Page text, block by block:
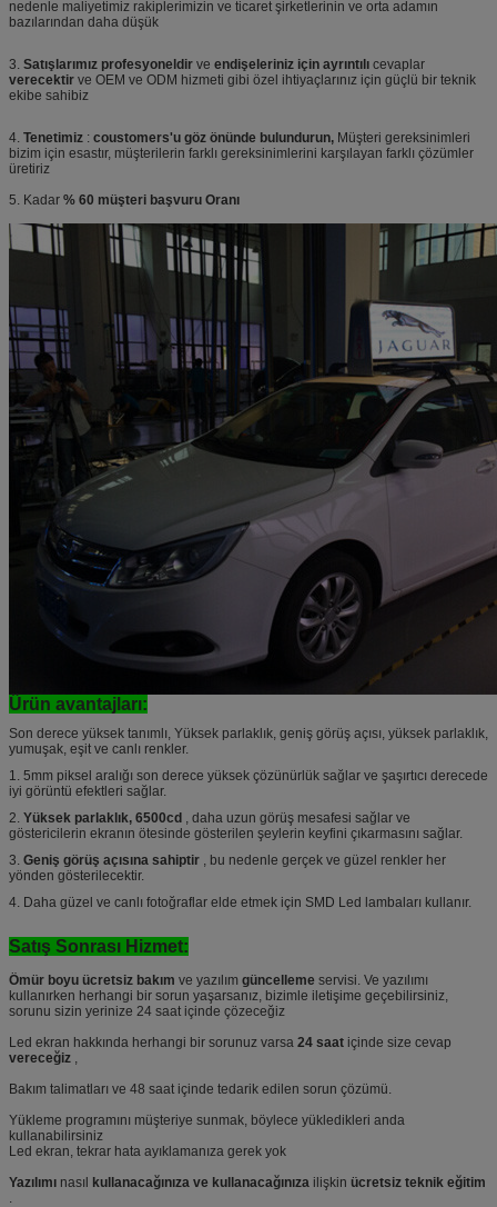
nedenle maliyetimiz rakiplerimizin ve ticaret şirketlerinin ve orta adamın
bazılarından daha düşük
3. Satışlarımız profesyoneldir ve endişeleriniz için ayrıntılı cevaplar
verecektir ve OEM ve ODM hizmeti gibi özel ihtiyaçlarınız için güçlü bir teknik
ekibe sahibiz
4. Tenetimiz : coustomers'u göz önünde bulundurun, Müşteri gereksinimleri
bizim için esastır, müşterilerin farklı gereksinimlerini karşılayan farklı çözümler
üretiriz
5. Kadar % 60 müşteri başvuru Oranı
Ürün avantajları:
Son derece yüksek tanımlı, Yüksek parlaklık, geniş görüş açısı, yüksek parlaklık,
yumuşak, eşit ve canlı renkler.
1. 5mm piksel aralığı son derece yüksek çözünürlük sağlar ve şaşırtıcı derecede
iyi görüntü efektleri sağlar.
2. Yüksek parlaklık, 6500cd , daha uzun görüş mesafesi sağlar ve
göstericilerin ekranın ötesinde gösterilen şeylerin keyfini çıkarmasını sağlar.
3. Geniş görüş açısına sahiptir , bu nedenle gerçek ve güzel renkler her
yönden gösterilecektir.
4. Daha güzel ve canlı fotoğraflar elde etmek için SMD Led lambaları kullanır.
Satış Sonrası Hizmet:
Ömür boyu ücretsiz bakım ve yazılım güncelleme servisi. Ve yazılımı
kullanırken herhangi bir sorun yaşarsanız, bizimle iletişime geçebilirsiniz,
sorunu sizin yerinize 24 saat içinde çözeceğiz
Led ekran hakkında herhangi bir sorunuz varsa 24 saat içinde size cevap
vereceğiz ,
Bakım talimatları ve 48 saat içinde tedarik edilen sorun çözümü.
Yükleme programını müşteriye sunmak, böylece yükledikleri anda
kullanabilirsiniz
Led ekran, tekrar hata ayıklamanıza gerek yok
Yazılımı nasıl kullanacağınıza ve kullanacağınıza ilişkin ücretsiz teknik eğitim
.